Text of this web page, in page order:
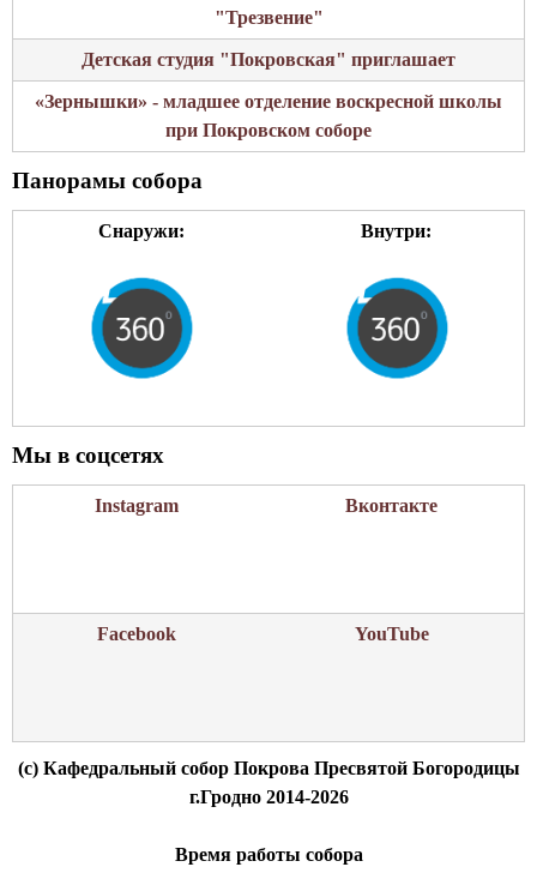
"Трезвение"
Детская студия "Покровская" приглашает
«Зернышки» - младшее отделение воскресной школы
при Покровском соборе
Панорамы собора
Снаружи: Внутри:
Мы в соцсетях
Instagram Вконтакте
Facebook YouTube
(c) Кафедральный собор Покрова Пресвятой Богородицы
г.Гродно 2014-2026
Время работы собора